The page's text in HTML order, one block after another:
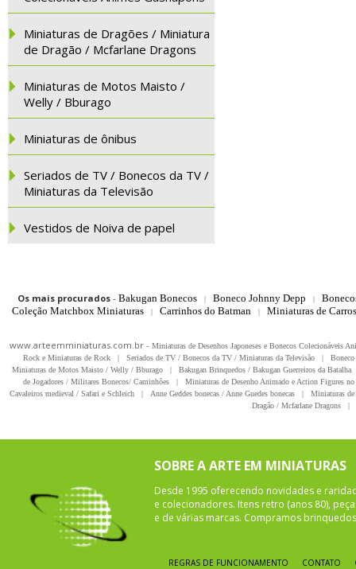
Miniaturas de Dragões / Miniatura
de Dragão / Mcfarlane Dragons
Miniaturas de Motos Maisto /
Welly / Bburago
Miniaturas de ônibus
Seriados de TV / Bonecos da TV /
Miniaturas da Televisão
Vestidos de Noiva de papel
Os mais procurados- Bakugan Bonecos | Boneco Johnny Depp |
Coleção Matchbox Miniaturas
| Carrinhos do Batman | Miniaturas de
www.arteemminiaturas.com.br - Miniaturas de Desenhos Japoneses e Bonecos Colecionáveis
Rock e Miniaturas de Rock
| Seriados de TV / Bonecos da TV / Miniaturas da Televisão |
Miniaturas de Motos Maisto / Welly / Bburago
| Bakugan Brinquedos / Bakugan Guerreiros da Batalha
de Jogadores / Militares Bonecos/ Caminhões
|
Miniaturas de Desenho Animado e Action Figures
Cavaleiros medieval / Safari e Schleich
| Anne Geddes bonecas / Anne Guedes bonecas |
Miniaturas
Dragão / Mcfarlane Dragons
|
SOBRE A ARTE EM MINIATURAS
Desde 1995 oferecendo novidades e
e colecionadores. Itens retro (anos 80),
e de várias marcas. Compramos
REGRAS DE FUNCIONAMENTO CONTATO